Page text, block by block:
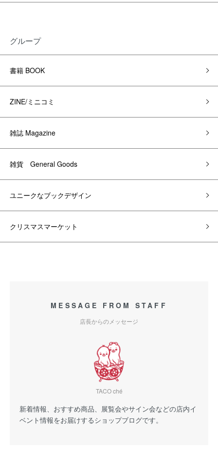
グループ
書籍 BOOK
ZINE/ミニコミ
雑誌 Magazine
雑貨 General Goods
ユニークなブックデザイン
クリスマスマーケット
MESSAGE FROM STAFF
店長からのメッセージ
TACO ché
新着情報、おすすめ商品、展覧会やサイン会などの店内イ
ベント情報をお届けするショップブログです。